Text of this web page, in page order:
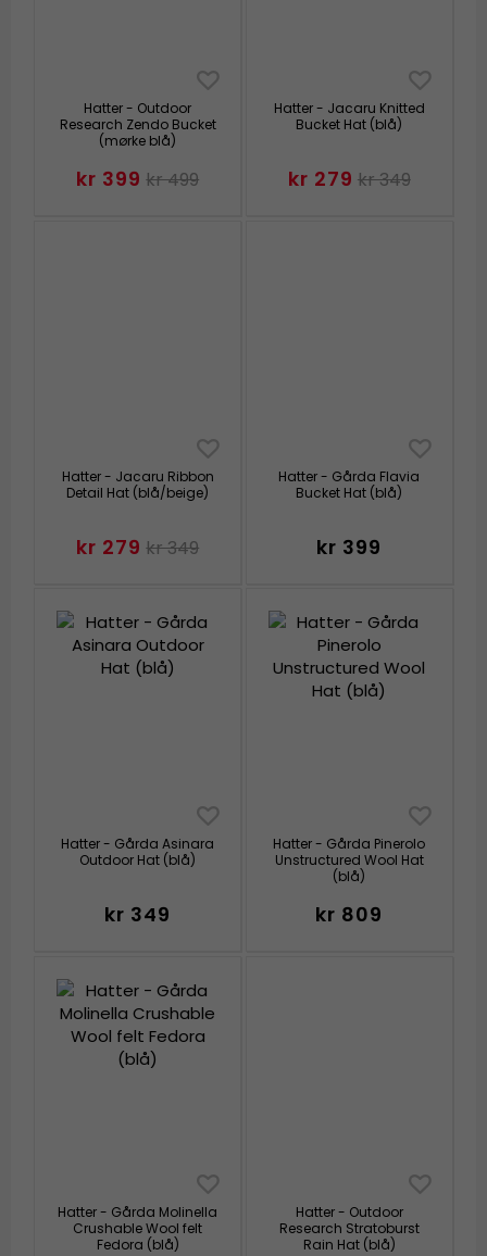
Hatter - Outdoor
Research Zendo Bucket
(mørke blå)
kr 399 kr 499
Hatter - Jacaru Knitted
Bucket Hat (blå)
kr 279 kr 349
Hatter - Jacaru Ribbon
Detail Hat (blå/beige)
kr 279 kr 349
Hatter - Gårda Flavia
Bucket Hat (blå)
kr 399
Hatter - Gårda Asinara
Outdoor Hat (blå)
kr 349
Hatter - Gårda Pinerolo
Unstructured Wool Hat
(blå)
kr 809
Hatter - Gårda Molinella
Crushable Wool felt
Fedora (blå)
Hatter - Outdoor
Research Stratoburst
Rain Hat (blå)